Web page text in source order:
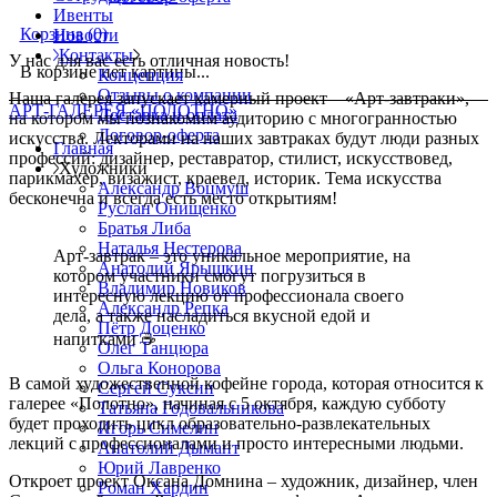
Корзина (0)
В корзине нет картины...
АРТ-ГАЛЕРЕЯ «ПОЛОТНО»
Главная
Художники
Александр Воцмуш
Руслан Онищенко
Братья Либа
Наталья Нестерова
Анатолий Ярышкин
Владимир Новиков
Александр Репка
Пётр Доценко
Олег Танцюра
Ольга Конорова
Сергей Суксин
Татьяна Годовальникова
Игорь Симелин
Анатолий Дымант
Юрий Лавренко
Роман Хардин
Ивенты
Новости
Контакты
Концепция
Отзывы о компании
Доставка и оплата
Договор-оферта
У нас для вас есть отличная новость!
Наша галерея запускает камерный проект – «Арт-завтраки»,
на котором мы познакомим аудиторию с многогранностью
искусства. Лекторами на наших завтраках будут люди разных
профессий: дизайнер, реставратор, стилист, искусствовед,
парикмахер, визажист, краевед, историк. Тема искусства
бесконечна и всегда есть место открытиям!
Арт-завтрак – это уникальное мероприятие, на
котором участники смогут погрузиться в
интересную лекцию от профессионала своего
дела, а также насладиться вкусной едой и
напитками ☕️
В самой художественной кофейне города, которая относится к
галерее «Полотно», начиная с 5 октября, каждую субботу
будет проходить цикл образовательно-развлекательных
лекций с профессионалами и просто интересными людьми.
Откроет проект Оксана Домнина – художник, дизайнер, член